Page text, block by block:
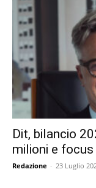
Dit, bilancio
milioni e
Redazione - 23 Luglio